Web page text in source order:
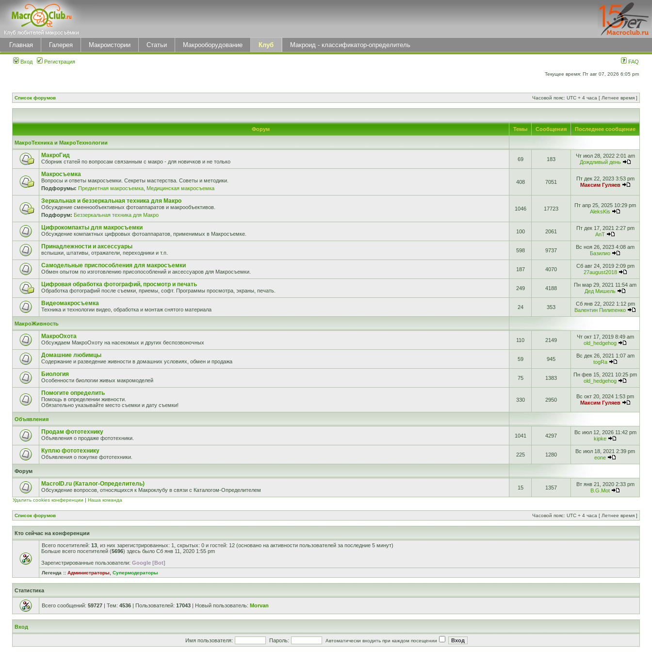
Главная Галерея Макроистории Статьи Макрооборудование Клуб Макроид - классификатор-определитель
Вход Регистрация FAQ
Текущее время: Пт авг 07, 2026 6:05 pm
Список форумов Часовой пояс: UTC + 4 часа [ Летнее время ]
Форум Темы Сообщения Последнее сообщение
МакроТехника и МакроТехнологии
МакроГид
Сборник статей по вопросам связанным с макро - для новичков и не только 69 183
Чт июл 28, 2022 2:01 am
Дождливый день
Макросъемка
Вопросы и ответы макросъемки. Секреты мастерства. Советы и методики.
Подфорумы: Предметная макросъемка Медицинская макросъемка
408 7051
Пт дек 22, 2023 3:53 pm
Максим Гуляев
Зеркальная и беззеркальная техника для Макро
Обсуждение сменнообъективных фотоаппаратов и макрообъективов.
Подфорум: Беззеркальная техника для Макро
1046 17723
Пт апр 25, 2025 10:29 pm
AleksKis
Цифрокомпакты для макросъемки
Обсуждение компактных цифровых фотоаппаратов, применимых в Макросъемке. 100 2061
Пт дек 17, 2021 2:27 pm
AnT
Принадлежности и аксессуары
вспышки, штативы, отражатели, переходники и т.п. 598 9737
Вс ноя 26, 2023 4:08 am
Базилио
Самодельные приспособления для макросъемки
Обмен опытом по изготовлению присопособлений и аксессуаров для Макросъемки. 187 4070
Сб авг 24, 2019 2:09 pm
27august2018
Цифровая обработка фотографий, просмотр и печать
Обработка фотографий после съемки, приемы, софт. Программы просмотра, экраны, печать. 249 4188
Пн мар 29, 2021 11:54 am
Дед Мишель
Видеомакросъемка
Техника и технологии видео, обработка и монтаж снятого материала 24 353
Сб янв 22, 2022 1:12 pm
Валентин Пилипенко
МакроЖивность
МакроОхота
Обсуждаем МакроОхоту на насекомых и других беспозвоночных 110 2149
Чт окт 17, 2019 8:49 am
old_hedgehog
Домашние любимцы
Содержание и разведение живности в домашних условиях, обмен и продажа 59 945
Вс дек 26, 2021 1:07 am
togRa
Биология
Особенности биологии живых макромоделей 75 1383
Пн фев 15, 2021 10:25 pm
old_hedgehog
Помогите определить
Помощь в определении живности.
Обязательно указывайте место съемки и дату съемки!
330 2950
Вс окт 20, 2024 1:53 pm
Максим Гуляев
Объявления
Продам фототехнику
Объявления о продаже фототехники. 1041 4297
Вс июл 12, 2026 11:42 pm
kipke
Куплю фототехнику
Объявления о покупке фототехники. 225 1280
Вс июл 18, 2021 2:39 pm
eone
Форум
MacroID.ru (Каталог-Определитель)
Обсуждение вопросов, относящихся к Макроклубу в связи с Каталогом-Определителем 15 1357
Вт янв 21, 2020 2:33 pm
B.G.Mot
Удалить cookies конференции | Наша команда
Список форумов Часовой пояс: UTC + 4 часа [ Летнее время ]
Кто сейчас на конференции
Всего посетителей: 13 , из них зарегистрированных: 1, скрытых: 0 и гостей: 12 (основано на активности пользователей за последние 5 минут)
Больше всего посетителей (5696) здесь было Сб янв 11, 2020 1:55 pm
Зарегистрированные пользователи: Google [Bot]
Легенда :: Администраторы Супермодераторы
Статистика
Всего сообщений: 59727 | Тем: 4536 | Пользователей: 17043 | Новый пользователь: Morvan
Вход
Имя пользователя: Пароль: Автоматически входить при каждом посещении